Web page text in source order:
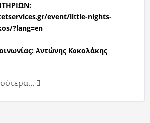
event/little-nights-
?lang=en
Αντώνης Κοκολάκης